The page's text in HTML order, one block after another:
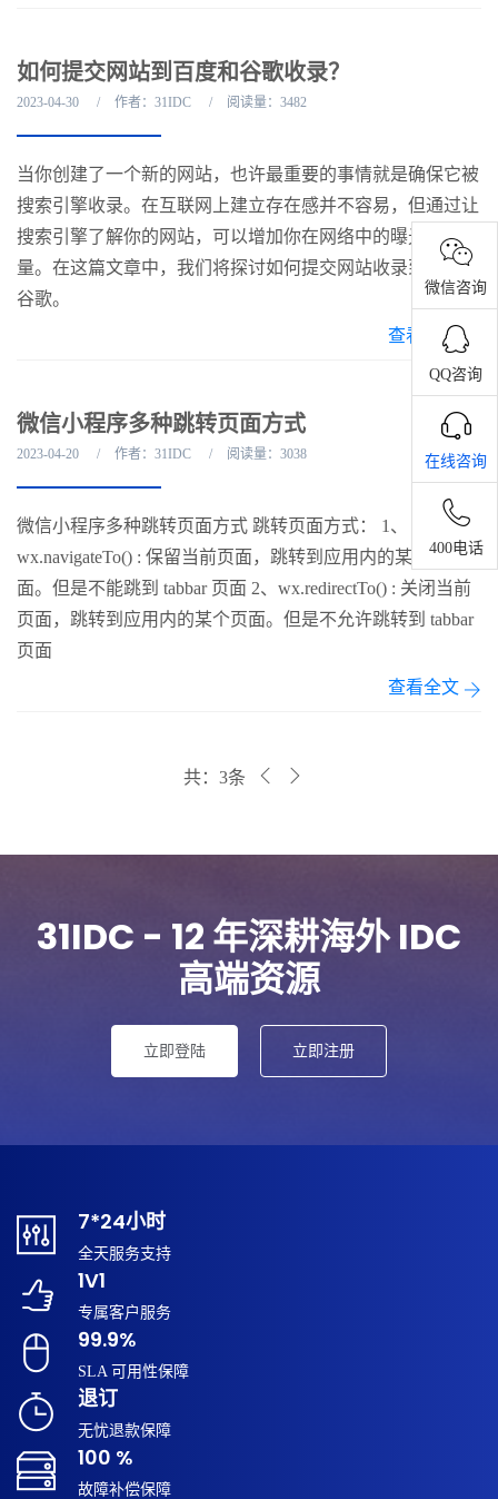
微信咨询
QQ咨询
在线咨询
400电话
如何提交网站到百度和谷歌收录？
2023-04-30 作者：31IDC 阅读量：3482
当你创建了一个新的网站，也许最重要的事情就是确保它被
搜索引擎收录。在互联网上建立存在感并不容易，但通过让
搜索引擎了解你的网站，可以增加你在网络中的曝光度和流
量。在这篇文章中，我们将探讨如何提交网站收录到百度和
谷歌。
查看全文
微信小程序多种跳转页面方式
2023-04-20 作者：31IDC 阅读量：3038
微信小程序多种跳转页面方式 跳转页面方式： 1、
wx.navigateTo() : 保留当前页面，跳转到应用内的某个页
面。但是不能跳到 tabbar 页面 2、wx.redirectTo() : 关闭当前
页面，跳转到应用内的某个页面。但是不允许跳转到 tabbar
页面
查看全文
共：3条
31IDC - 12 年深耕海外 IDC
高端资源
立即登陆 立即注册
7*24小时
全天服务支持
1V1
专属客户服务
99.9%
SLA 可用性保障
退订
无忧退款保障
100 %
故障补偿保障